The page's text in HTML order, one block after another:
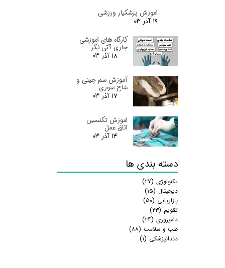
اموزش پزشکیار ورزشی
۱۹ آذر ۰۳
کارگاه های اموزشی
جاری آتی نگر
۱۸ آذر ۰۳
آموزش سم چینی و
شاخ سوزی
۱۷ آذر ۰۳
اموزش تکنسین
اتاق عمل
۱۴ آذر ۰۳
دسته بندی ها
تکنولوژی (۲۷)
دیجیتال (۱۵)
بازاریابی (۵۰)
تقویم (۲۳)
دامپروری (۲۴)
طب و سلامت (۸۸)
دندانپزشکی (۱)